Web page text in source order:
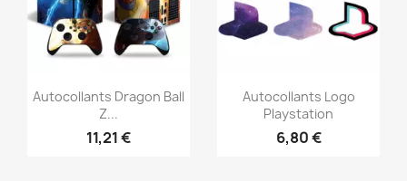
Aperçu rapide
Autocollants Dragon Ball
Z...
11,21 €
Aperçu rapide
Autocollants Logo
Playstation
6,80 €